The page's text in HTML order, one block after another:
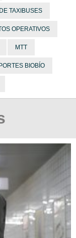
TAXIBUSES
OPERATIVOS
MTT
BIOBÍO